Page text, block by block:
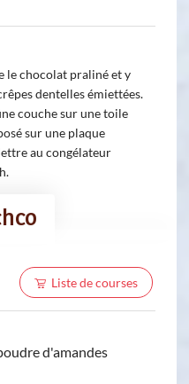
le chocolat praliné et y
dentelles émiettées.
couche sur une toile
sur une plaque
au congélateur
Liste de courses
d'amandes